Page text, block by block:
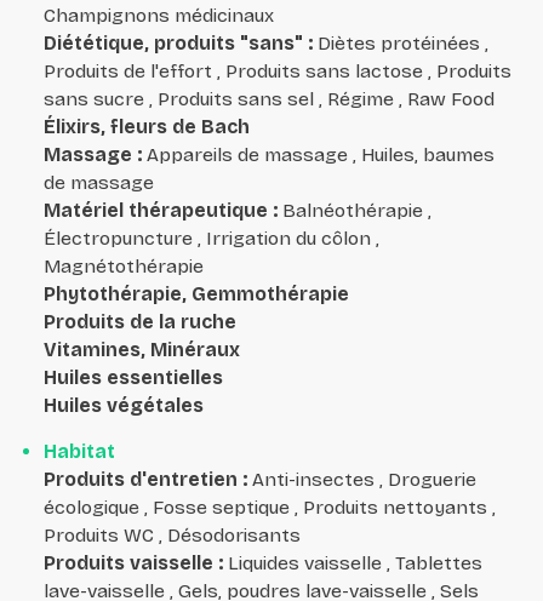
Champignons médicinaux
Diététique, produits "sans" : Diètes protéinées ,
Produits de l'effort , Produits sans lactose , Produits
sans sucre , Produits sans sel , Régime , Raw Food
Élixirs, fleurs de Bach
Massage : Appareils de massage , Huiles, baumes
de massage
Matériel thérapeutique : Balnéothérapie ,
Électropuncture , Irrigation du côlon ,
Magnétothérapie
Phytothérapie, Gemmothérapie
Produits de la ruche
Vitamines, Minéraux
Huiles essentielles
Huiles végétales
Habitat
Produits d'entretien : Anti-insectes , Droguerie
écologique , Fosse septique , Produits nettoyants ,
Produits WC , Désodorisants
Produits vaisselle : Liquides vaisselle , Tablettes
lave-vaisselle , Gels, poudres lave-vaisselle , Sels